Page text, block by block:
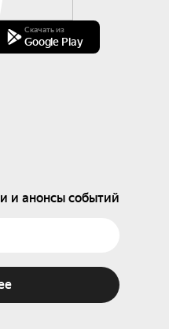
Скачать из
Google Play
и анонсы событий